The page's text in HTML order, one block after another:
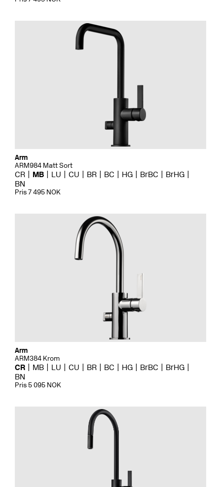
Arm
ARM984 Matt Sort
CR MB LU CU BR BC HG BrBC
BrHG
BN
Pris 7 495 NOK
Arm
ARM384 Krom
CR MB LU CU BR BC HG BrBC
BrHG
BN
Pris 5 095 NOK